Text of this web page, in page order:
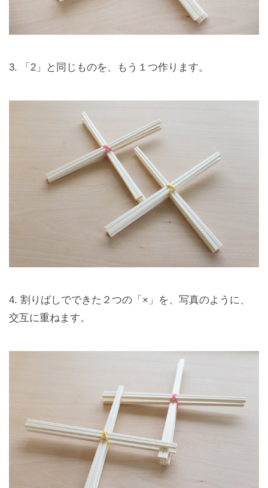
3. 「2」と同じものを、もう１つ作ります。
4. 割りばしでできた２つの「×」を、写真のように、
交互に重ねます。